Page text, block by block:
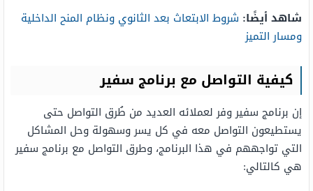
شاهد أيضًا: شروط الابتعاث بعد الثانوي ونظام المنح الداخلية
ومسار التميز
كيفية التواصل مع برنامج سفير
إن برنامج سفير وفر لعملائه العديد من طُرق التواصل حتى
يستطيعون التواصل معه في كل يسر وسهولة وحل المشاكل
التي تواجههم في هذا البرنامج، وطرق التواصل مع برنامج سفير
هي كالتالي: